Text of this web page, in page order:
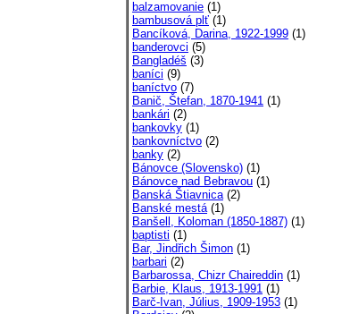
balzamovanie (1)
bambusová plť (1)
Bancíková, Darina, 1922-1999 (1)
banderovci (5)
Bangladéš (3)
baníci (9)
baníctvo (7)
Banič, Štefan, 1870-1941 (1)
bankári (2)
bankovky (1)
bankovníctvo (2)
banky (2)
Bánovce (Slovensko) (1)
Bánovce nad Bebravou (1)
Banská Štiavnica(2)
Banské mestá(1)
Banšell, Koloman (1850-1887) (1)
baptisti (1)
Bar, Jindřich Šimon (1)
barbari (2)
Barbarossa, Chizr Chaireddin (1)
Barbie, Klaus, 1913-1991 (1)
Barč-Ivan, Július, 1909-1953 (1)